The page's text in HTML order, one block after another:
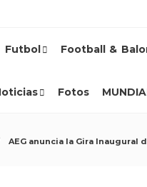
Futbol Football &
Fotos
AEG anuncia la Gira Inaugural